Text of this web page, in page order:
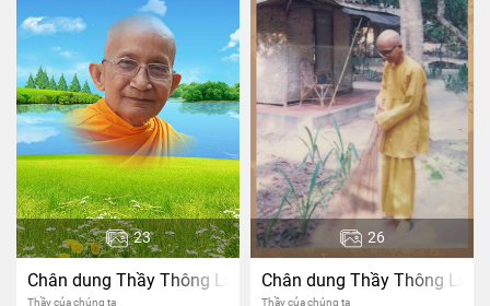
23
Chân dung Thầy Thông Lạc 1
Thầy của chúng ta
26
Chân dung Thầy Thông Lạc 2
Thầy của chúng ta